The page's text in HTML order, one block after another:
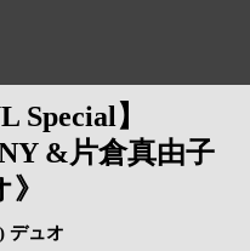
Special】
&片倉真由子
デュオ